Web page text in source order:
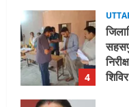
5
तीलू
चयन